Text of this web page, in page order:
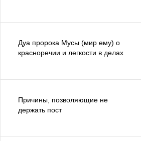
Дуа пророка Мусы (мир ему) о
красноречии и легкости в делах
Причины, позволяющие не
держать пост